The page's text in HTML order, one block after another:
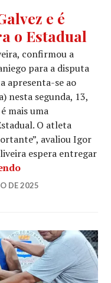
e é
o Estadual
confirmou a
para a disputa
apresenta-se ao
nesta segunda, 13,
mais uma
O atleta
avaliou Igor
espera entregar
DE 2025